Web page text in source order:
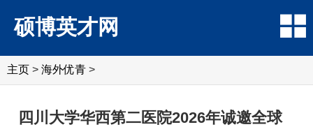
硕博英才网
主页 > 海外优青 >
四川大学华西第二医院2026年诚邀全球